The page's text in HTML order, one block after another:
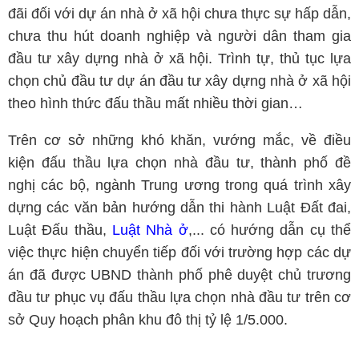
đãi đối với dự án nhà ở xã hội chưa thực sự hấp dẫn,
chưa thu hút doanh nghiệp và người dân tham gia
đầu tư xây dựng nhà ở xã hội. Trình tự, thủ tục lựa
chọn chủ đầu tư dự án đầu tư xây dựng nhà ở xã hội
theo hình thức đấu thầu mất nhiều thời gian…
Trên cơ sở những khó khăn, vướng mắc, về điều
kiện đấu thầu lựa chọn nhà đầu tư, thành phố đề
nghị các bộ, ngành Trung ương trong quá trình xây
dựng các văn bản hướng dẫn thi hành Luật Đất đai,
Luật Đấu thầu, Luật Nhà ở,... có hướng dẫn cụ thể
việc thực hiện chuyển tiếp đối với trường hợp các dự
án đã được UBND thành phố phê duyệt chủ trương
đầu tư phục vụ đấu thầu lựa chọn nhà đầu tư trên cơ
sở Quy hoạch phân khu đô thị tỷ lệ 1/5.000.